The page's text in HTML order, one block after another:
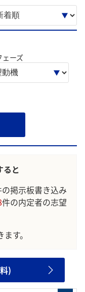
ェーズ
ると
掲示板書き込み
件の内定者の志望
す。
)